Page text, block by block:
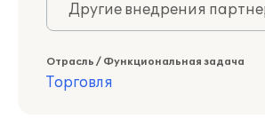
Другие внедрения
Отрасль / Функциональная задача
Торговля